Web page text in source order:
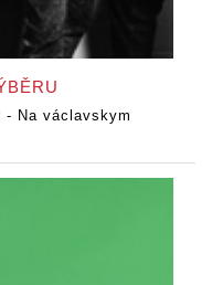
Na václavskym